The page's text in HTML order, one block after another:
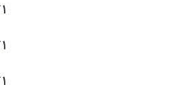
1
1
1